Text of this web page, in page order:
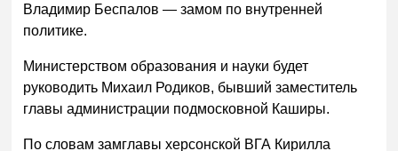
Владимир Беспалов — замом по внутренней
политике.
Министерством образования и науки будет
руководить Михаил Родиков, бывший заместитель
главы администрации подмосковной Каширы.
По словам замглавы херсонской ВГА Кирилла